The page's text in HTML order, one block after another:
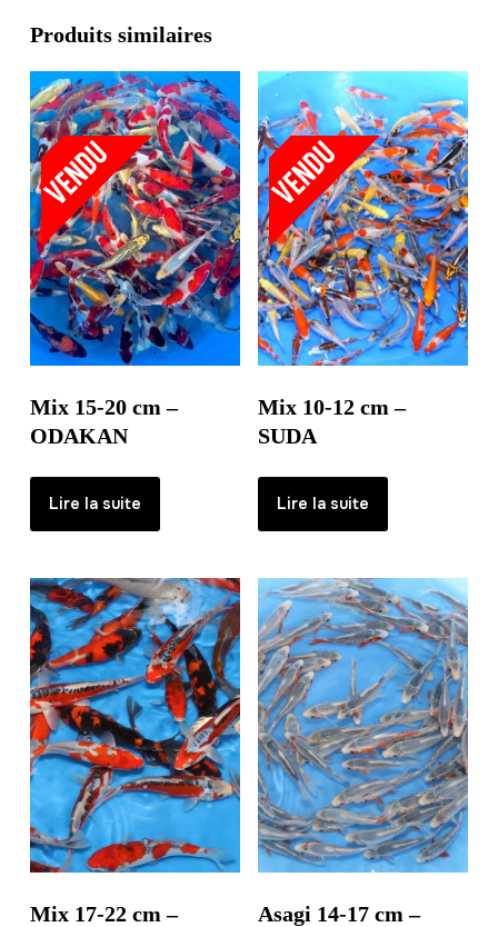
Produits similaires
Mix 15-20 cm –
ODAKAN
Lire la suite
Mix 10-12 cm –
SUDA
Lire la suite
Mix 17-22 cm –
Asagi 14-17 cm –